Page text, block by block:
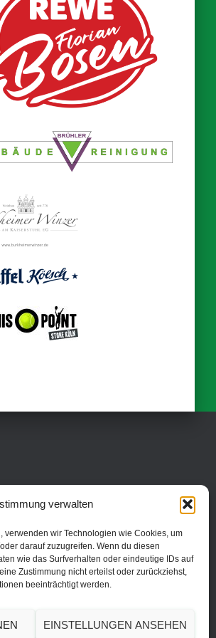
verwalten
verwenden wir Technologien wie Cookies, um
darauf zuzugreifen. Wenn du diesen
wie das Surfverhalten oder eindeutige IDs auf
Zustimmung nicht erteilst oder zurückziehst,
beeinträchtigt werden.
EINSTELLUNGEN ANSEHEN